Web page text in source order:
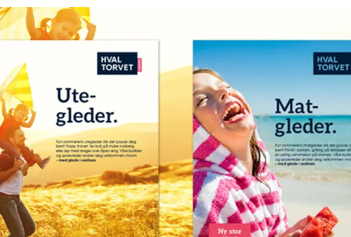
Strategi